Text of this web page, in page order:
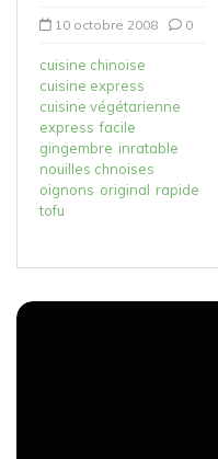
10 octobre 2008 0
cuisine chinoise
cuisine express
cuisine végétarienne
express facile
gingembre inratable
nouilles chnoises
oignons original rapide
tofu